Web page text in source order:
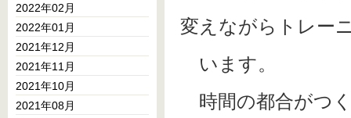
変えながらトレ
います。
時間の都合がつ
2022年02月
2022年01月
2021年12月
2021年11月
2021年10月
2021年08月